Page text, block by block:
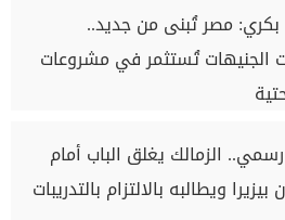
مصر تُبنى من جديد..
الجنيهات تُستثمر في مشروعات
الزمالك يغلق الباب أمام
ويطالبه بالالتزام بالتدريبات